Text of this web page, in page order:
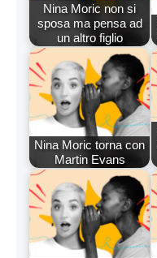
Nina Moric non si
sposa ma pensa ad
un altro figlio
Nina Moric torna con
Martin Evans